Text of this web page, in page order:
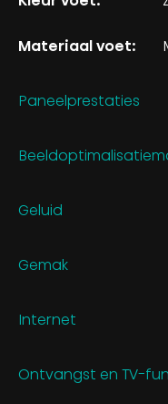
Materiaal voet:
Paneelprestaties
Geluid
Gemak
Internet
Ontvangst en TV-